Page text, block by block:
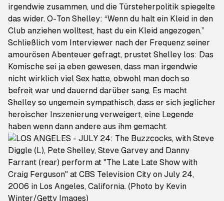
irgendwie zusammen, und die Türsteherpolitik spiegelte
das wider. O-Ton Shelley: “Wenn du halt ein Kleid in den
Club anziehen wolltest, hast du ein Kleid angezogen.”
Schließlich vom Interviewer nach der Frequenz seiner
amourösen Abenteuer gefragt, prustet Shelley los: Das
Komische sei ja eben gewesen, dass man irgendwie
nicht wirklich viel Sex hatte, obwohl man doch so
befreit war und dauernd darüber sang. Es macht
Shelley so ungemein sympathisch, dass er sich jeglicher
heroischer Inszenierung verweigert, eine Legende
haben wenn dann andere aus ihm gemacht.